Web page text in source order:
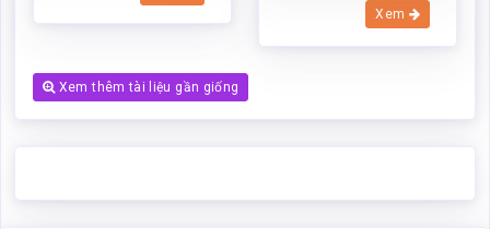
Xem
Xem thêm tài liệu gần giống